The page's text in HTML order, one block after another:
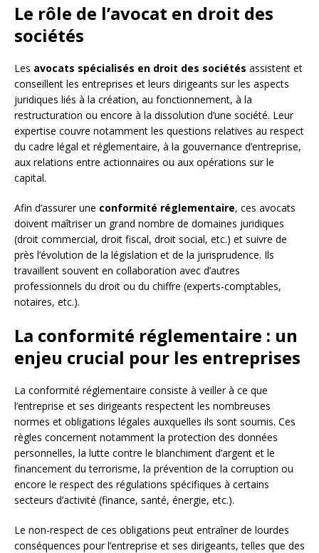
Le rôle de l’avocat en droit des
sociétés
Les avocats spécialisés en droit des sociétés assistent et
conseillent les entreprises et leurs dirigeants sur les aspects
juridiques liés à la création, au fonctionnement, à la
restructuration ou encore à la dissolution d’une société. Leur
expertise couvre notamment les questions relatives au respect
du cadre légal et réglementaire, à la gouvernance d’entreprise,
aux relations entre actionnaires ou aux opérations sur le
capital.
Afin d’assurer une conformité réglementaire, ces avocats
doivent maîtriser un grand nombre de domaines juridiques
(droit commercial, droit fiscal, droit social, etc.) et suivre de
près l’évolution de la législation et de la jurisprudence. Ils
travaillent souvent en collaboration avec d’autres
professionnels du droit ou du chiffre (experts-comptables,
notaires, etc.).
La conformité réglementaire : un
enjeu crucial pour les entreprises
La conformité réglementaire consiste à veiller à ce que
l’entreprise et ses dirigeants respectent les nombreuses
normes et obligations légales auxquelles ils sont soumis. Ces
règles concernent notamment la protection des données
personnelles, la lutte contre le blanchiment d’argent et le
financement du terrorisme, la prévention de la corruption ou
encore le respect des régulations spécifiques à certains
secteurs d’activité (finance, santé, énergie, etc.).
Le non-respect de ces obligations peut entraîner de lourdes
conséquences pour l’entreprise et ses dirigeants, telles que des